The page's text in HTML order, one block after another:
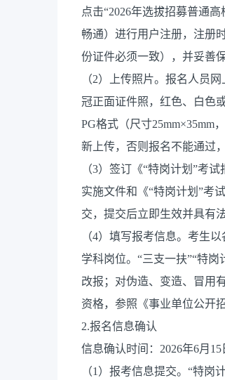
点击“2026年选拔招募普通
畅通）进行用户注册，注册
份证件必须一致），并妥善
（2）上传照片。报名人员
冠正面证件照，红色、白色
PG格式（尺寸25mm×35mm
新上传，否则报名不能通过
（3）签订《“特岗计划”考
实施文件和《“特岗计划”考
交，提交后立即生效并具有
（4）填写报考信息。考生
学科岗位。“三支一扶”“特
改报；对伪造、变造、冒用
资格，参照《事业单位公开
2.报名信息确认
信息确认时间：2026年6月15
（1）报考信息提交。“特